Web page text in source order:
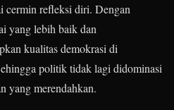
cermin refleksi diri. Dengan
yang lebih baik dan
kualitas demokrasi di
politik tidak lagi didominasi
yang merendahkan.